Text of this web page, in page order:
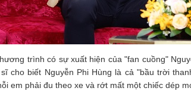
trình có sự xuất hiện của "fan cuồng"
cho biết Nguyễn Phi Hùng là cả "bầu trời
em phải đu theo xe và rớt mất một chiếc dép